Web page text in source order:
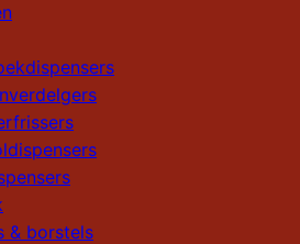
& borstels